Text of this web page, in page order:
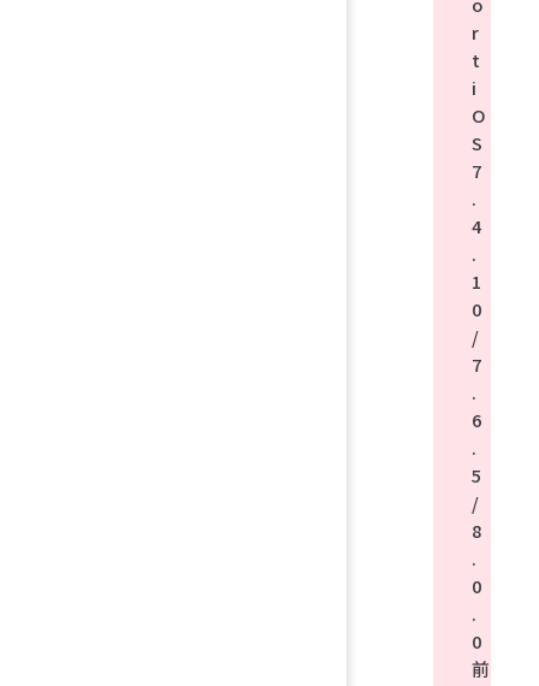
r
t
i
O
S
7
.
4
.
1
0
/
7
.
6
.
5
/
8
.
0
.
0
前